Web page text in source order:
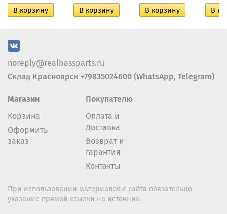
noreply@realbassparts.ru
Склад Красноярск +79835024600 (WhatsApp, Telegram)
Магазин
Корзина
Оформить
заказ
Покупателю
Оплата и
Доставка
Возврат и
гарантия
Контакты
При использовании материалов с сайта обязательно
указание прямой ссылки на источник.